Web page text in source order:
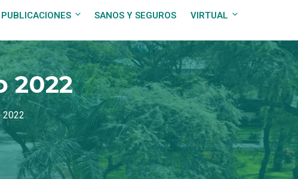
PUBLICACIONES SANOS Y SEGUROS VIRTUAL
2022
2022